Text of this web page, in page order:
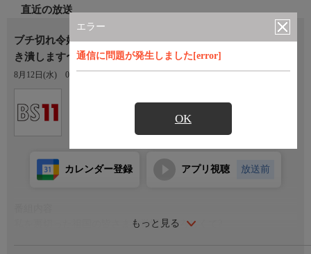
エラー
通信に問題が発生しました[error]
OK
直近の放送
ブチ切れ令嬢は報復を誓いました。〜魔導書の力で祖国を叩
き潰します〜 第06話
8月12日(水) 01:30〜02:00
もっと見る
カレンダー登録 アプリ視聴 放送前
私を裏切った祖国の皆さま、覚悟はよろしくて?